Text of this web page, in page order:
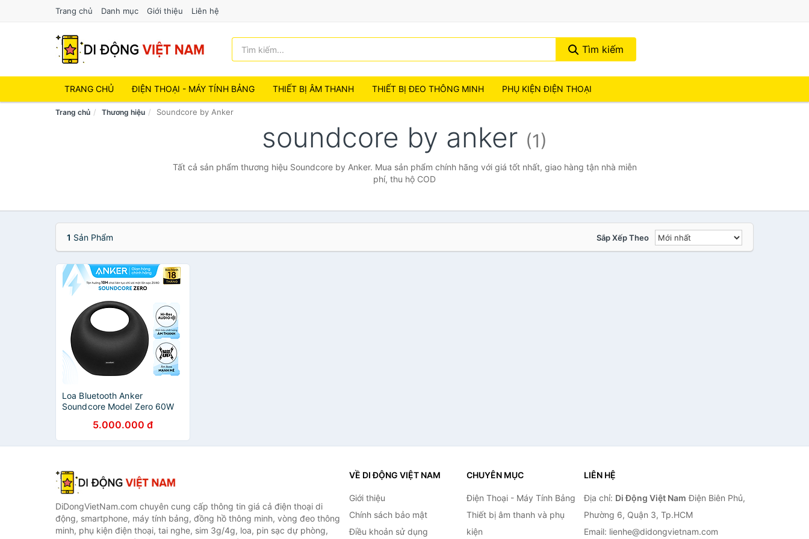
Trang chủ Danh mục Giới thiệu Liên hệ
Tìm kiếm
TRANG CHỦ ĐIỆN THOẠI - MÁY TÍNH BẢNG THIẾT BỊ ÂM THANH THIẾT BỊ ĐEO THÔNG MINH PHỤ KIỆN ĐIỆN THOẠI
Trang chủ Thương hiệu Soundcore by Anker
soundcore by anker (1)
Tất cả sản phẩm thương hiệu Soundcore by Anker. Mua sản phẩm chính hãng với giá tốt nhất, giao hàng tận nhà miễn
phí, thu hộ COD
1 Sản Phẩm Sắp Xếp Theo
Loa Bluetooth Anker
Soundcore Model Zero 60W
5.000.000 đ
DiDongVietNam.com chuyên cung cấp thông tin giá cả điện thoại di
động, smartphone, máy tính bảng, đồng hồ thông minh, vòng đeo thông
minh, phụ kiện điện thoại, tai nghe, sim 3g/4g, loa, pin sạc dự phòng,
VỀ DI ĐỘNG VIỆT NAM
Giới thiệu
Chính sách bảo mật
Điều khoản sử dụng
CHUYÊN MỤC
Điện Thoại - Máy Tính Bảng
Thiết bị âm thanh và phụ
kiện
LIÊN HỆ
Địa chỉ: Di Động Việt Nam Điện Biên Phủ,
Phường 6, Quận 3, Tp.HCM
Email: lienhe@didongvietnam.com